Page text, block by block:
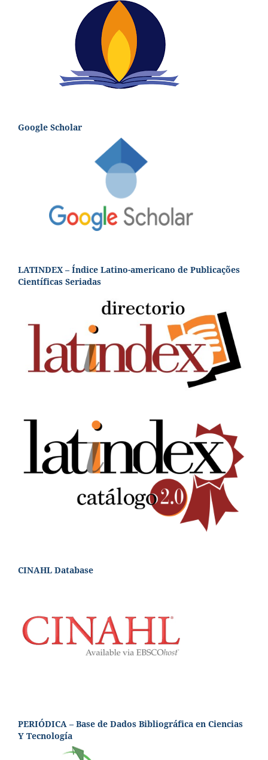
Google Scholar
LATINDEX – Índice Latino-americano de Publicações
Científicas Seriadas
CINAHL Database
PERIÓDICA – Base de Dados Bibliográfica en Ciencias
Y Tecnología